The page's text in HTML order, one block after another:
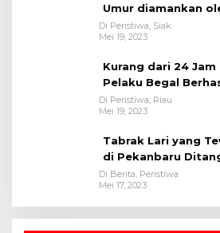
Umur diamankan
Polsek Tualang-
Di Peristiwa, Siak
Mei 19, 2023
Kurang dari 24 Jam
Pelaku Begal
Satreskrim Polres
Di Peristiwa, Riau
Mei 19, 2023
Tabrak Lari yang
di Pekanbaru
Di Berita, Peristiwa
Mei 17, 2023